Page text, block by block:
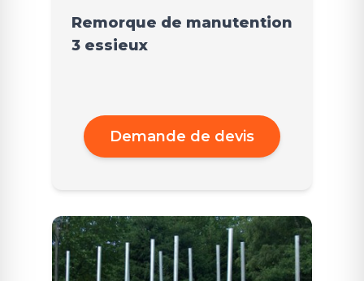
Remorque de manutention
3 essieux
Demande de devis